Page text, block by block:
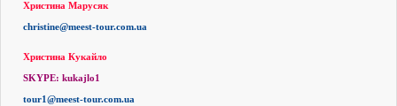
Христина Марусяк
christine@meest-tour.com.ua
Христина Кукайло
SKYPE: kukajlo1
tour1 @meest-tour.com.ua